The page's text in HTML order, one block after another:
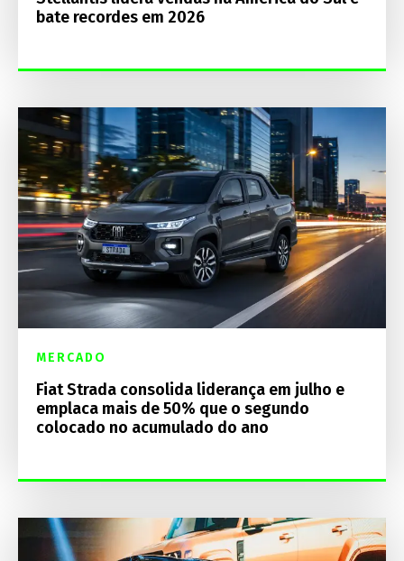
bate recordes em 2026
MERCADO
Fiat Strada consolida liderança em julho e
emplaca mais de 50% que o segundo
colocado no acumulado do ano